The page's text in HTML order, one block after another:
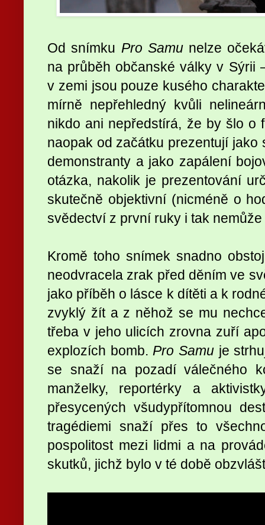
Od snímku Pro Samunelze
na průběh občanské války v Sýrii
v zemi jsou pouze kusého
mírně nepřehledný kvůli
nikdo ani nepředstírá, že by šlo o
naopak od začátku prezentují jako
demonstranty a jako zapálení
otázka, nakolik je prezentování
skutečně objektivní (nicméně o
svědectví z první ruky i tak
Kromě toho snímek snadno
neodvracela zrak před děním ve
jako příběh o lásce k dítěti a k
zvyklý žít a z něhož se mu
třeba v jeho ulicích zrovna zuří
explozích bomb.Pro Samu je
se snaží na pozadí válečného
manželky, reportérky a
přesycených všudypřítomnou
tragédiemi snaží přes to
pospolitost mezi lidmi a na
skutků, jichž bylo v té době